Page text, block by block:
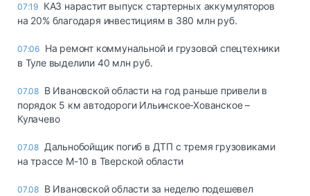
07:19 КАЗ нарастит выпуск стартерных аккумуляторов
на 20% благодаря инвестициям в 380 млн руб.
07:06 На ремонт коммунальной и грузовой спецтехники
в Туле выделили 40 млн руб.
07.08 В Ивановской области на год раньше привели в
порядок 5 км автодороги Ильинское-Хованское –
Кулачево
07.08 Дальнобойщик погиб в ДТП с тремя грузовиками
на трассе М-10 в Тверской области
07.08 В Ивановской области за неделю подешевел